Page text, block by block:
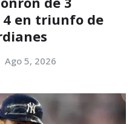
en triunfo de
Ago 5, 2026